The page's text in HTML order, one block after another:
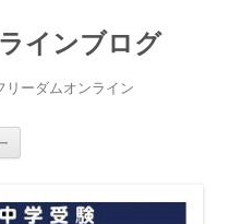
インブログ
ーダムオンライン